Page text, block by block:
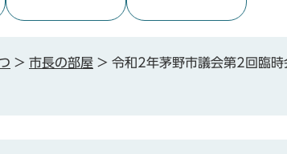
> 市長の部屋 > 令和2年茅野市議会第2回臨時